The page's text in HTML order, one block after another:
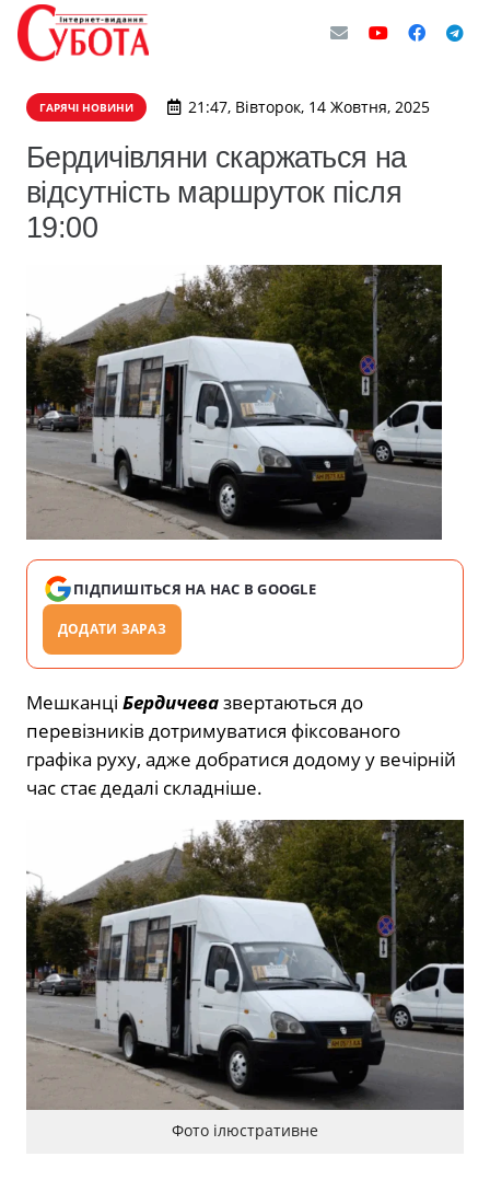
ГАРЯЧІ НОВИНИ 21:47, Вівторок, 14 Жовтня, 2025
Бердичівляни скаржаться на
відсутність маршруток після
19:00
ПІДПИШІТЬСЯ НА НАС В GOOGLE
ДОДАТИ ЗАРАЗ
Мешканці Бердичевазвертаються до
перевізників дотримуватися фіксованого
графіка руху, адже добратися додому у вечірній
час стає дедалі складніше.
Фото ілюстративне